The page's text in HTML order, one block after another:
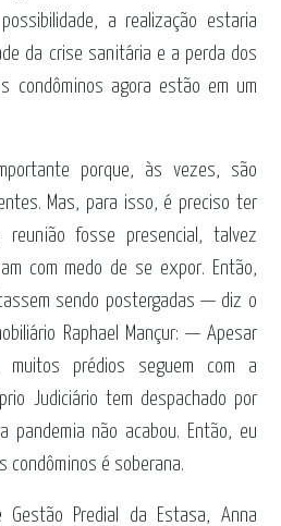
a realização estaria
da crise sanitária e a perda dos
condôminos agora estão em um
porque, às vezes, são
Mas, para isso, é preciso ter
fosse presencial, talvez
com medo de se expor. Então,
sendo postergadas — diz o
Raphael Mançur: — Apesar
prédios seguem com a
Judiciário tem despachado por
pandemia não acabou. Então, eu
condôminos é soberana.
Gestão Predial da Estasa, Anna